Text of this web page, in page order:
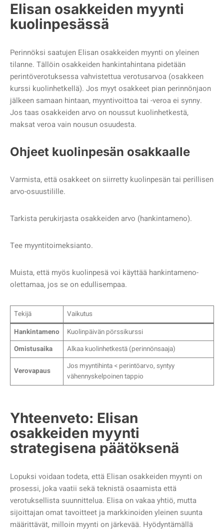
Elisan osakkeiden myynti
kuolinpesässä
Perinnöksi saatujen Elisan osakkeiden myynti on yleinen
tilanne. Tällöin osakkeiden hankintahintana pidetään
perintöverotuksessa vahvistettua verotusarvoa (osakkeen
kurssi kuolinhetkellä). Jos myyt osakkeet pian perinnönjaon
jälkeen samaan hintaan, myyntivoittoa tai -veroa ei synny.
Jos taas osakkeiden arvo on noussut kuolinhetkestä,
maksat veroa vain nousun osuudesta.
Ohjeet kuolinpesän osakkaalle
Varmista, että osakkeet on siirretty kuolinpesän tai perillisen
arvo-osuustilille.
Tarkista perukirjasta osakkeiden arvo (hankintameno).
Tee myyntitoimeksianto.
Muista, että myös kuolinpesä voi käyttää hankintameno-
olettamaa, jos se on edullisempaa.
Tekijä
Vaikutus
Hankintameno
Kuolinpäivän pörssikurssi
Omistusaika
Alkaa kuolinhetkestä (perinnönsaaja)
Verovapaus
Jos myyntihinta < perintöarvo, syntyy
vähennyskelpoinen tappio
Yhteenveto: Elisan
osakkeiden myynti
strategisena päätöksenä
Lopuksi voidaan todeta, että Elisan osakkeiden myynti on
prosessi, joka vaatii sekä teknistä osaamista että
verotuksellista suunnittelua. Elisa on vakaa yhtiö, mutta
sijoittajan omat tavoitteet ja markkinoiden yleinen suunta
määrittävät, milloin myynti on järkevää. Hyödyntämällä